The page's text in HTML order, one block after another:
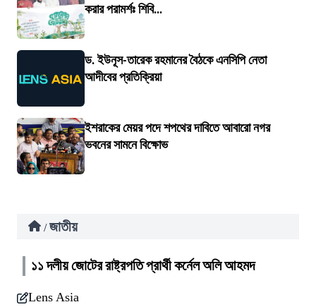
করার পরামর্শঃ শিবি...
ড. ইউনূস-তারেক রহমানের বৈঠকে এনসিপি নেতা
আদীবের প্রতিক্রিয়া
ইশরাকের মেয়র পদে শপথের দাবিতে আবারো নগর
ভবনের সামনে বিক্ষোভ
/ জাতীয়
১১ দলীয় জোটের রাষ্ট্রপতি প্রার্থী কর্নেল অলি আহমদ
Lens Asia